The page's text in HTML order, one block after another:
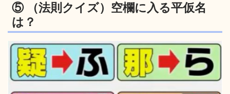
⑤ （法則クイズ）空欄に入る平仮名
は？